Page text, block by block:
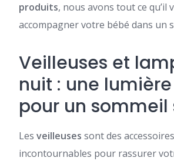
produits, nous avons tout ce qu’il
accompagner votre bébé dans un
Veilleuses et
nuit : une
pour un sommeil
Les veilleuses sont des accessoires
incontournables pour rassurer